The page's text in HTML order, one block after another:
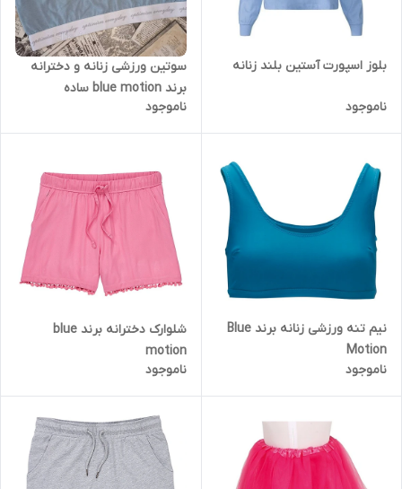
بلوز اسپورت آستین بلند زنانه
ناموجود
سوتین ورزشی زنانه و دخترانه
برند blue motion ساده
ناموجود
نیم تنه ورزشی زنانه برند Blue
Motion
ناموجود
شلوارک دخترانه برند blue
motion
ناموجود